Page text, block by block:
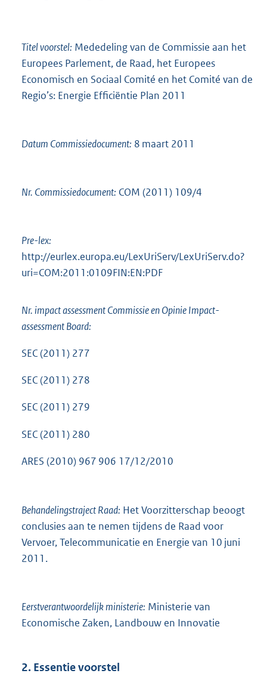
Titel voorstel: Mededeling van de Commissie aan het
Europees Parlement, de Raad, het Europees
Economisch en Sociaal Comité en het Comité van de
Regio’s: Energie Efficiëntie Plan 2011
Datum Commissiedocument: 8 maart 2011
Nr. Commissiedocument: COM (2011) 109/4
Pre-lex:
http://eurlex.europa.eu/LexUriServ/LexUriServ.do?
uri=COM:2011:0109FIN:EN:PDF
Nr. impact assessment Commissie en Opinie Impact-
assessment Board:
SEC (2011) 277
SEC (2011) 278
SEC (2011) 279
SEC (2011) 280
ARES (2010) 967 906 17/12/2010
Behandelingstraject Raad: Het Voorzitterschap beoogt
conclusies aan te nemen tijdens de Raad voor
Vervoer, Telecommunicatie en Energie van 10 juni
2011.
Eerstverantwoordelijk ministerie: Ministerie van
Economische Zaken, Landbouw en Innovatie
2. Essentie voorstel